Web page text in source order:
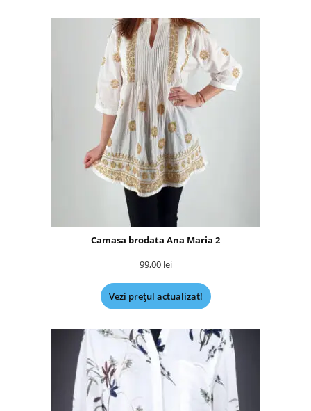
Camasa brodata Ana Maria 2
99,00 lei
Vezi prețul actualizat!